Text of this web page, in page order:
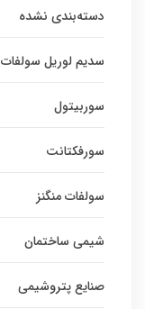
دسته‌بندی نشده
سدیم لوریل سولفات sls
سوربیتول
سورفکتانت
سولفات منگنز
شیمی ساختمان
صنایع پتروشیمی